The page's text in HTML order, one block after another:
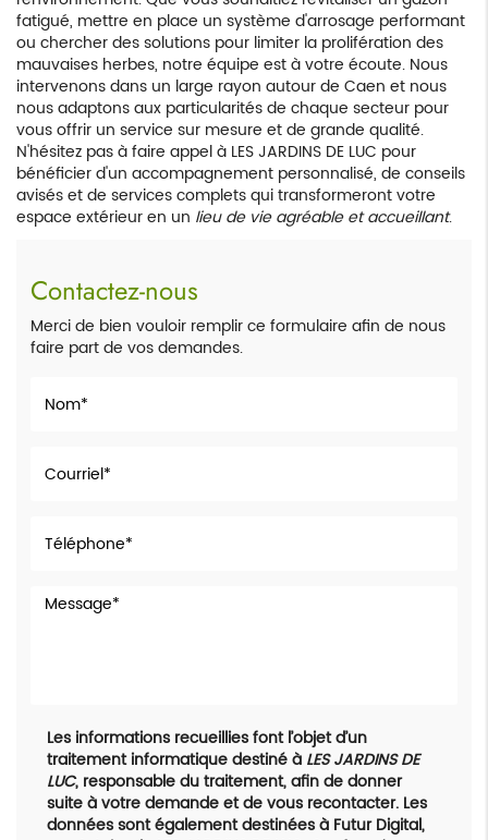
fatigué, mettre en place un système d'arrosage performant
ou chercher des solutions pour limiter la prolifération des
mauvaises herbes, notre équipe est à votre écoute. Nous
intervenons dans un large rayon autour de Caen et nous
nous adaptons aux particularités de chaque secteur pour
vous offrir un service sur mesure et de grande qualité.
N'hésitez pas à faire appel à LES JARDINS DE LUC pour
bénéficier d'un accompagnement personnalisé, de conseils
avisés et de services complets qui transformeront votre
espace extérieur en un lieu de vie agréable et accueillant.
Contactez-nous
Merci de bien vouloir remplir ce formulaire afin de nous
faire part de vos demandes.
Les informations recueillies font l’objet d’un
traitement informatique destiné àLES JARDINS DE
LUC, responsable du traitement, afin de donner
suite à votre demande et de vous recontacter. Les
données sont également destinées à Futur Digital,